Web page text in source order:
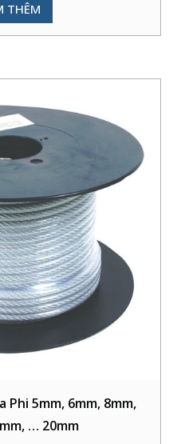
THÊM
Phi 5mm, 6mm, 8mm,
… 20mm